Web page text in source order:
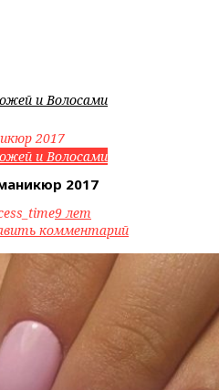
и Волосами
2017
и Волосами
2017
9 лет
комментарий